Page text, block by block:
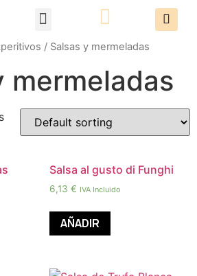
/ Salsas y mermeladas
mermeladas
Salsa al gusto di Funghi
6,13 € IVA Incluido
AÑADIR